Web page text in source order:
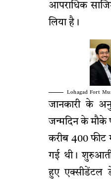
आपराधिक
लिया है।
Lohagad Fort
जानकारी के
जन्मदिन के मौके
करीब 400 फीट
गई थी।
हुए एक्सीडेंटल